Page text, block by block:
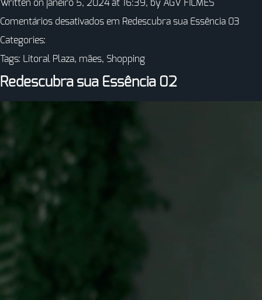
Written on janeiro 5, 2024 at 16:39, by AGV FILMES
Comentários desativados em Redescubra sua Essência 03
Categories:
Tags: Litoral Plaza, mães, Shopping
Redescubra sua Essência 02